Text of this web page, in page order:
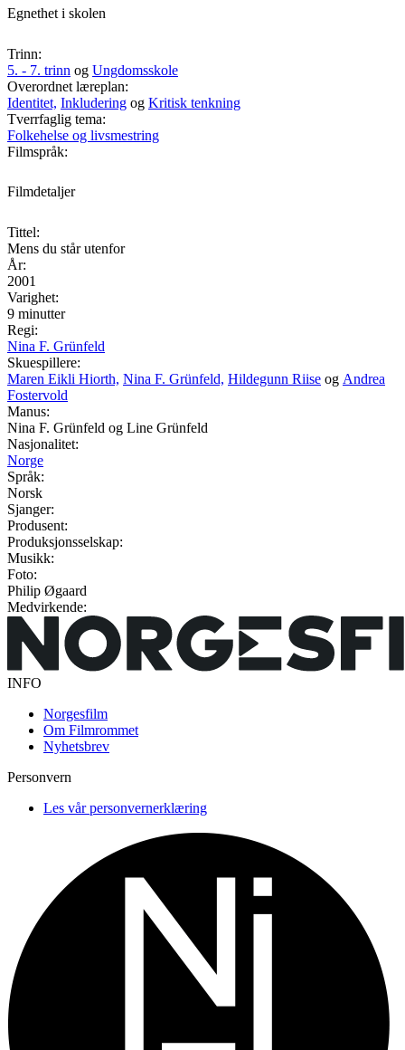
Egnethet i skolen
Trinn:
5. - 7. trinn og Ungdomsskole
Overordnet læreplan:
Identitet, Inkludering og Kritisk tenkning
Tverrfaglig tema:
Folkehelse og livsmestring
Filmspråk:
Filmdetaljer
Tittel:
Mens du står utenfor
År:
2001
Varighet:
9 minutter
Regi:
Nina F. Grünfeld
Skuespillere:
Maren Eikli Hiorth, Nina F. Grünfeld, Hildegunn Riise og Andrea
Fostervold
Manus:
Nina F. Grünfeld og Line Grünfeld
Nasjonalitet:
Norge
Språk:
Norsk
Sjanger:
Produsent:
Produksjonsselskap:
Musikk:
Foto:
Philip Øgaard
Medvirkende:
INFO
Norgesfilm
Om Filmrommet
Nyhetsbrev
Personvern
Les vår personvernerklæring